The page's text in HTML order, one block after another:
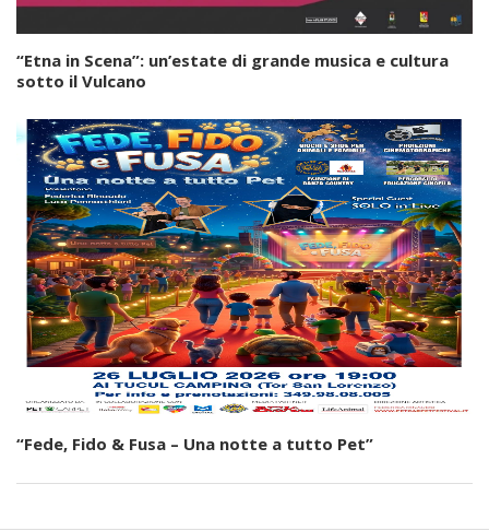
“Etna in Scena”: un’estate di grande musica e cultura
sotto il Vulcano
“Fede, Fido & Fusa – Una notte a tutto Pet”